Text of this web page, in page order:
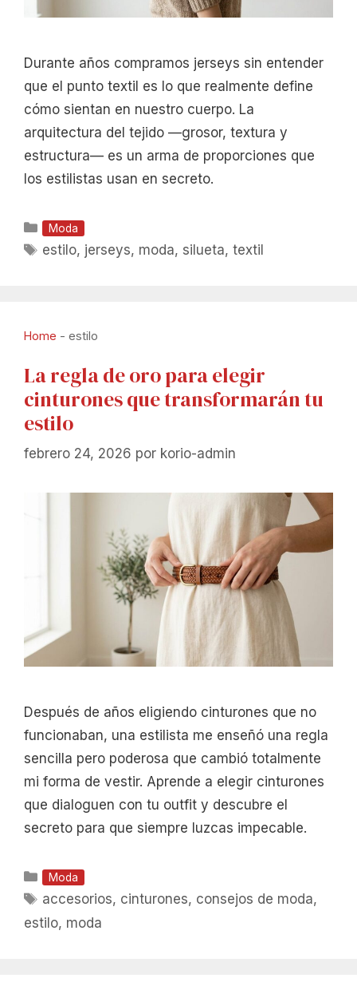
Durante años compramos jerseys sin entender
que el punto textil es lo que realmente define
cómo sientan en nuestro cuerpo. La
arquitectura del tejido —grosor, textura y
estructura— es un arma de proporciones que
los estilistas usan en secreto.
Categorías
Moda
Etiquetas
estilo, jerseys, moda, silueta,textil
Home - estilo
La regla de oro para elegir
cinturones que transformarán tu
estilo
febrero 24, 2026 por korio-admin
Después de años eligiendo cinturones que no
funcionaban, una estilista me enseñó una regla
sencilla pero poderosa que cambió totalmente
mi forma de vestir. Aprende a elegir cinturones
que dialoguen con tu outfit y descubre el
secreto para que siempre luzcas impecable.
Categorías
Moda
Etiquetas
accesorios, cinturones, consejos de moda,
estilo, moda